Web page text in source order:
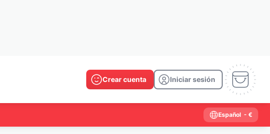
Crear cuenta Iniciar sesión
Español - €